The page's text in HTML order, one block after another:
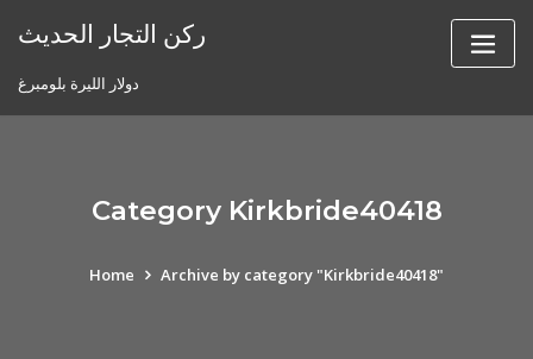
ركن التجار الحديث
دولار الليرة بلومبرغ
Category Kirkbride40418
Home Archive by category "Kirkbride40418"